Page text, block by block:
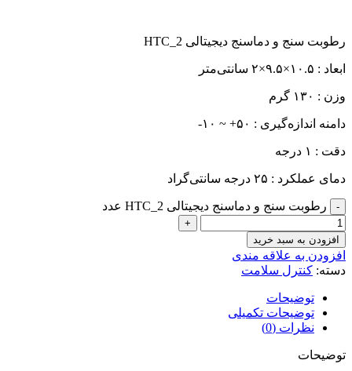
رطوبت سنج و دماسنج دیجیتالی HTC_2
ابعاد : ۱۰.۵×۹.۵×۲ سانتی‌متر
وزن : ۱۳۰ گرم
دامنه اندازه‌گیری : ۵۰+ ~ ۱۰-
دقت : ۱ درجه
دمای عملکرد : ۲۵ درجه سانتی‌گراد
رطوبت سنج و دماسنج دیجیتالی HTC_2 عدد
افزودن به سبد خرید
افزودن به علاقه مندی
دسته: کنترل سلامت
توضیحات
توضیحات تکمیلی
نظرات (0)
توضیحات